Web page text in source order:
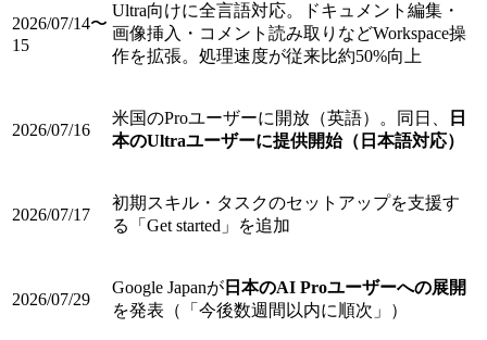
2026/07/14〜
15
Ultra向けに全言語対応。ドキュメント編集・
画像挿入・コメント読み取りなどWorkspace操
作を拡張。処理速度が従来比約50%向上
2026/07/16
米国のProユーザーに開放（英語）。同日、
日
本のUltraユーザーに提供開始（日本語対応）
2026/07/17
初期スキル・タスクのセットアップを支援す
る「Get started」を追加
2026/07/29
Google Japanが 日本のAI Proユーザーへの展開
を発表（「今後数週間以内に順次」）